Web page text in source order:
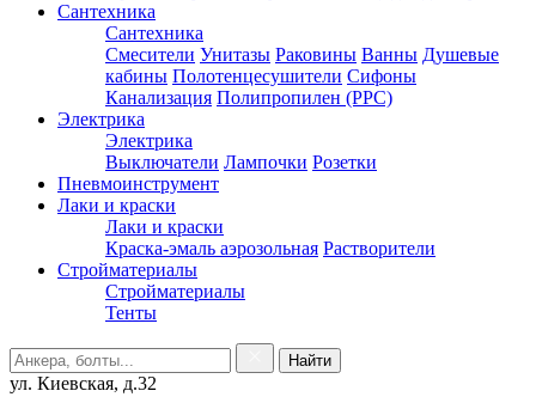
Сантехника
Сантехника
Смесители Унитазы Раковины Ванны Душевые
кабины Полотенцесушители Сифоны
Канализация Полипропилен (PPC)
Электрика
Электрика
Выключатели Лампочки Розетки
Пневмоинструмент
Лаки и краски
Лаки и краски
Краска-эмаль аэрозольная Растворители
Стройматериалы
Стройматериалы
Тенты
ул. Киевская, д.32